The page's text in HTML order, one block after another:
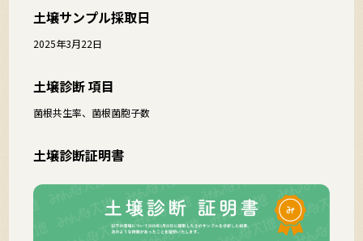
土壌サンプル採取日
2025年3月22日
土壌診断 項目
菌根共生率、菌根菌胞子数
土壌診断証明書